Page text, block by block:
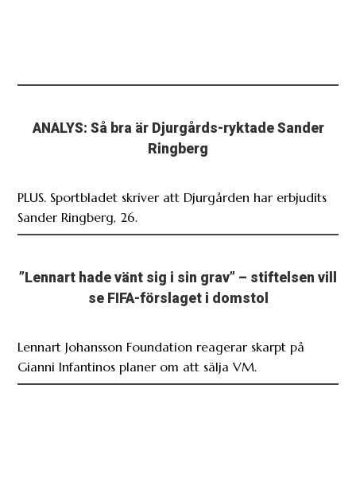
ANALYS: Så bra är Djurgårds-ryktade Sander
Ringberg
PLUS. Sportbladet skriver att Djurgården har erbjudits
Sander Ringberg, 26.
”Lennart hade vänt sig i sin grav” – stiftelsen vill
se FIFA-förslaget i domstol
Lennart Johansson Foundation reagerar skarpt på
Gianni Infantinos planer om att sälja VM.